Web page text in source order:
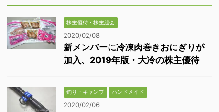
株主優待・株主総会
2020/02/08
新メンバーに冷凍肉巻きおにぎりが
加入、2019年版・大冷の株主優待
釣り・キャンプ ハンドメイド
2020/02/06